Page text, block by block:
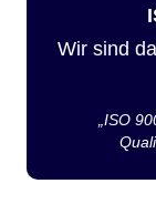
Wir sind
„ISO